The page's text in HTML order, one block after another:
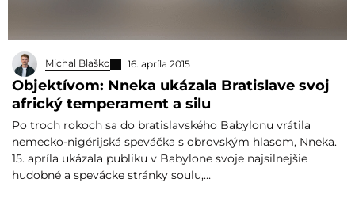
Michal Blaško 16. apríla 2015
Objektívom: Nneka ukázala Bratislave svoj
africký temperament a silu
Po troch rokoch sa do bratislavského Babylonu vrátila
nemecko-nigérijská speváčka s obrovským hlasom, Nneka.
15. apríla ukázala publiku v Babylone svoje najsilnejšie
hudobné a spevácke stránky soulu,…